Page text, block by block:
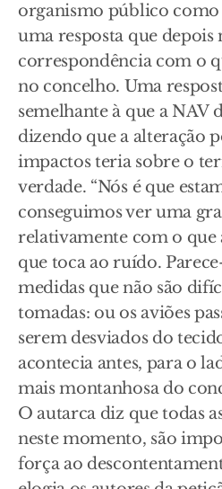
organismo público como
uma resposta que depois
correspondência com o
no concelho. Uma
semelhante à que a NAV
dizendo que a alteração
impactos teria sobre o
verdade. “Nós é que
conseguimos ver uma
relativamente com o que
que toca ao ruído.
medidas que não são
tomadas: ou os aviões
serem desviados do
acontecia antes, para o
mais montanhosa do
O autarca diz que todas
neste momento, são
força ao